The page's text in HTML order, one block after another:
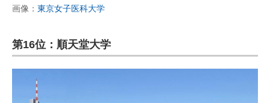
画像： 東京女子医科大学
第16位：順天堂大学